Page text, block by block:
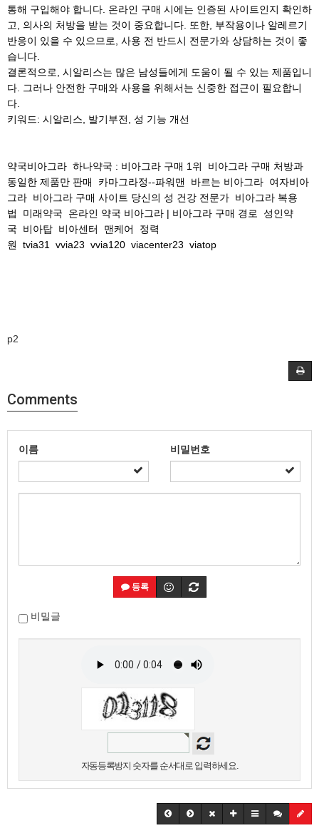
통해 구입해야 합니다. 온라인 구매 시에는 인증된 사이트인지 확인하
고, 의사의 처방을 받는 것이 중요합니다. 또한, 부작용이나 알레르기
반응이 있을 수 있으므로, 사용 전 반드시 전문가와 상담하는 것이 좋
습니다.
결론적으로, 시알리스는 많은 남성들에게 도움이 될 수 있는 제품입니
다. 그러나 안전한 구매와 사용을 위해서는 신중한 접근이 필요합니
다.
키워드: 시알리스, 발기부전, 성 기능 개선
약국비아그라 하나약국 : 비아그라 구매 1위
비아그라 구매 처방과
동일한 제품만 판매
카마그라정--파워맨 바르는 비아그라 여자비아
그라 비아그라 구매 사이트 당신의 성 건강 전문가 비아그라 복용
법
미래약국 온라인 약국 비아그라 | 비아그라 구매 경로
성인약
국
비아탑 비아센터 맨케어
정력
원
tvia31 vvia23 vvia120 viacenter23 viatop
p2
Comments
이름 비밀번호
등록
비밀글
자동등록방지 숫자를 순서대로 입력하세요.